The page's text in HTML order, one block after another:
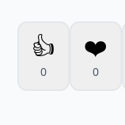
👍
0
❤️
0